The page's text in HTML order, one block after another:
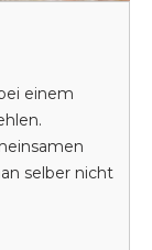
einem
selber nicht